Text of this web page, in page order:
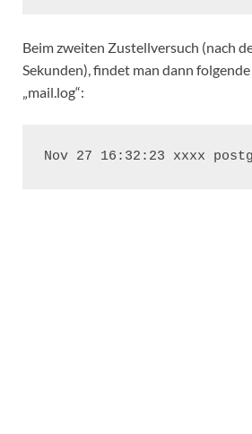
Beim zweiten Zustellversuch (nach
Sekunden), findet man dann
„mail.log“:
Nov 27 16:32:23 xxxx